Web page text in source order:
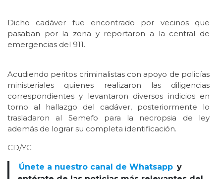
Dicho cadáver fue encontrado por vecinos que
pasaban por la zona y reportaron a la central de
emergencias del 911.
Acudiendo peritos criminalistas con apoyo de policías
ministeriales quienes realizaron las diligencias
correspondientes y levantaron diversos indicios en
torno al hallazgo del cadáver, posteriormente lo
trasladaron al Semefo para la necropsia de ley
además de lograr su completa identificación.
CD/YC
Únete a nuestro canal de Whatsapp y